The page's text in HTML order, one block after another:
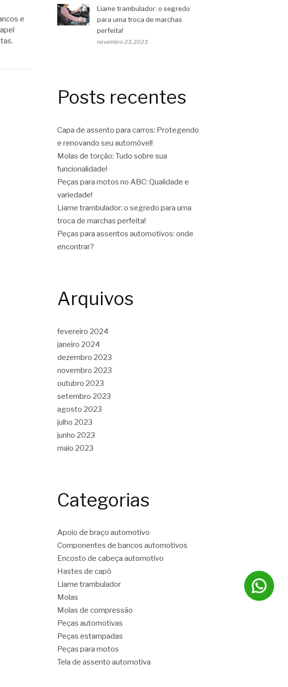
e
Liame trambulador: o segredo
para uma troca de marchas
perfeita!
novembro 23, 2023
Posts recentes
Capa de assento para carros: Protegendo
e renovando seu automóvel!
Molas de torção: Tudo sobre sua
funcionalidade!
Peças para motos no ABC: Qualidade e
variedade!
Liame trambulador: o segredo para uma
troca de marchas perfeita!
Peças para assentos automotivos: onde
encontrar?
Arquivos
fevereiro 2024
janeiro 2024
dezembro 2023
novembro 2023
outubro 2023
setembro 2023
agosto 2023
julho 2023
junho 2023
maio 2023
Categorias
Apoio de braço automotivo
Componentes de bancos automotivos
Encosto de cabeça automotivo
Hastes de capô
Liame trambulador
Molas
Molas de compressão
Peças automotivas
Peças estampadas
Peças para motos
Tela de assento automotiva